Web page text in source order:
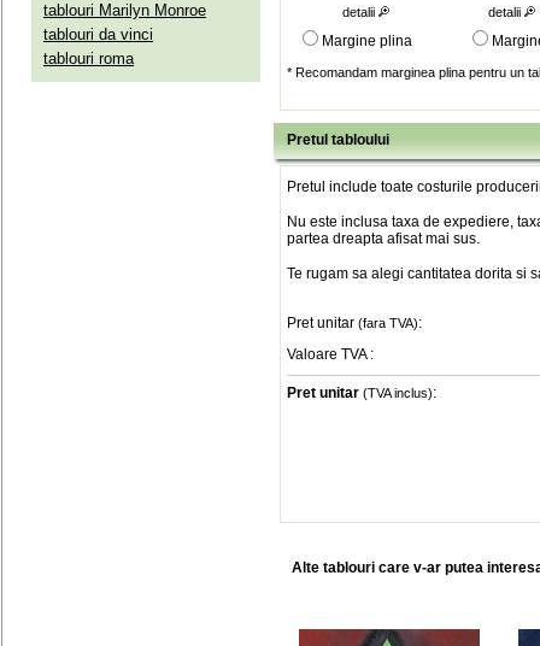
tablouri Marilyn Monroe
tablouri da vinci
tablouri roma
detalii detalii
Margine plina
* Recomandam marginea plina pentru un
Pretul tabloului
Pretul include toate costurile
Nu este inclusa taxa de expediere,
partea dreapta afisat mai sus.
Te rugam sa alegi cantitatea dorita si
Pret unitar (fara TVA):
Valoare TVA :
Pret unitar (TVA inclus):
Alte tablouri care v-ar putea